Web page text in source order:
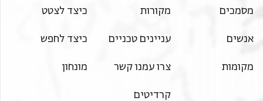
מסמכים
אנשים
מקומות
מקורות
עניינים טכניים
צרו עמנו קשר
קרדיטים
כיצד לצטט
כיצד לחפש
מונחון